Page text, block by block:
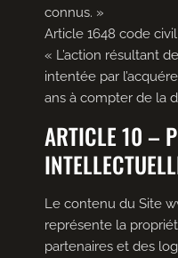
connus. »
Article 1648 code civil
« L’action résultant
intentée par
ans à compter de la
ARTICLE 10 –
Le contenu du Site
représente la
partenaires et des